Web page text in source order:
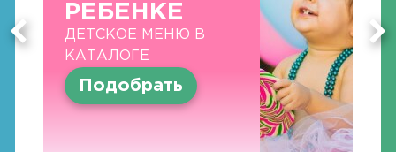
РЕБЕНКЕ
ДЕТСКОЕ МЕНЮ В
КАТАЛОГЕ
Подобрать